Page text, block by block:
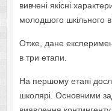
вивчені якісні
молодшого шкільного
Отже, дане
в три етапи.
На першому етапі
школярі. Основними